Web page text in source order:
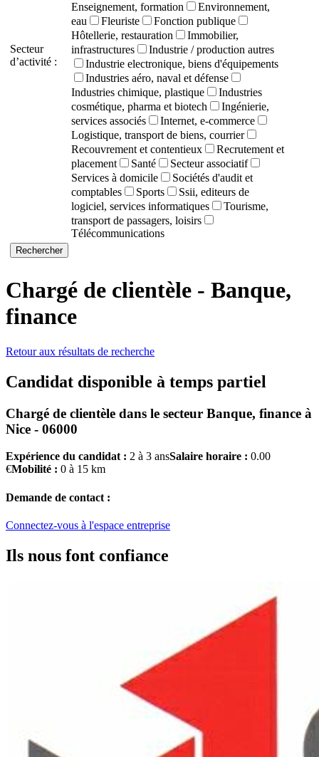
Secteur
d’activité :
Enseignement, formation
Environnement,
eau
Fleuriste
Fonction publique
Hôtellerie, restauration
Immobilier,
infrastructures
Industrie / production autres
Industrie electronique, biens d'équipements
Industries aéro, naval et défense
Industries chimique, plastique
Industries
cosmétique, pharma et biotech
Ingénierie,
services associés
Internet, e-commerce
Logistique, transport de biens, courrier
Recouvrement et contentieux
Recrutement et
placement
Santé
Secteur associatif
Services à domicile
Sociétés d'audit et
comptables
Sports
Ssii, editeurs de
logiciel, services informatiques
Tourisme,
transport de passagers, loisirs
Télécommunications
Chargé de clientèle - Banque,
finance
Retour aux résultats de recherche
Candidat disponible à temps partiel
Chargé de clientèle dans le secteur Banque, finance à
Nice - 06000
Expérience du candidat : 2 à 3 ansSalaire horaire : 0.00
€Mobilité : 0 à 15 km
Demande de contact :
Connectez-vous à l'espace entreprise
Ils nous font confiance